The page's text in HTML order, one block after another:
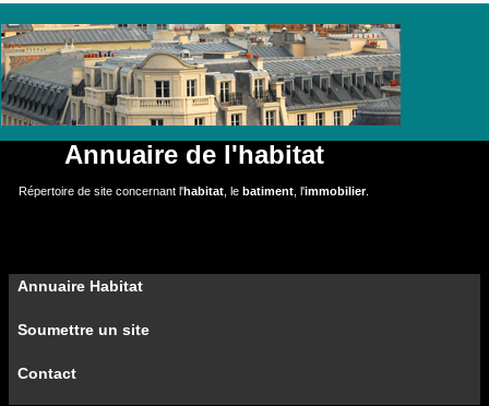
Annuaire de l'habitat
Répertoire de site concernant l'habitat , le batiment , l'immobilier.
Annuaire Habitat
Soumettre un site
Contact